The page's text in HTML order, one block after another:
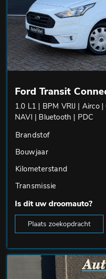
Ford Transit
1.0 L1 | BPM VRIJ | Airco
NAVI | Bluetooth | PDC
Brandstof
Bouwjaar
Kilometerstand
Transmissie
Is dit uw droomauto?
Plaats zoekopdracht